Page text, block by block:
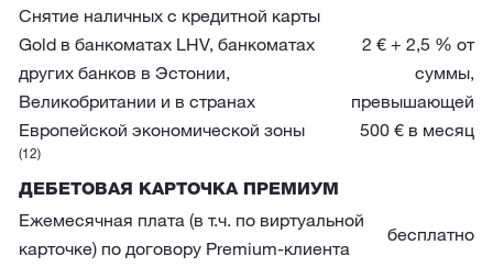
Снятие наличных с кредитной карты
Gold в банкоматах LHV, банкоматах
других банков в Эстонии,
Великобритании и в странах
Европейской экономической зоны
(12)
2 € + 2,5 % от
суммы,
превышающей
500 € в месяц
ДЕБЕТОВАЯ КАРТОЧКА ПРЕМИУМ
Ежемесячная плата (в т.ч. по виртуальной
карточке) по договору Premium-клиента
бесплатно